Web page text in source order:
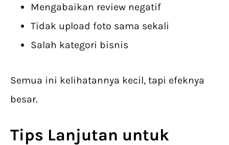
Mengabaikan review negatif
Tidak upload foto sama sekali
Salah kategori bisnis
Semua ini kelihatannya kecil, tapi efeknya
besar.
Tips Lanjutan untuk